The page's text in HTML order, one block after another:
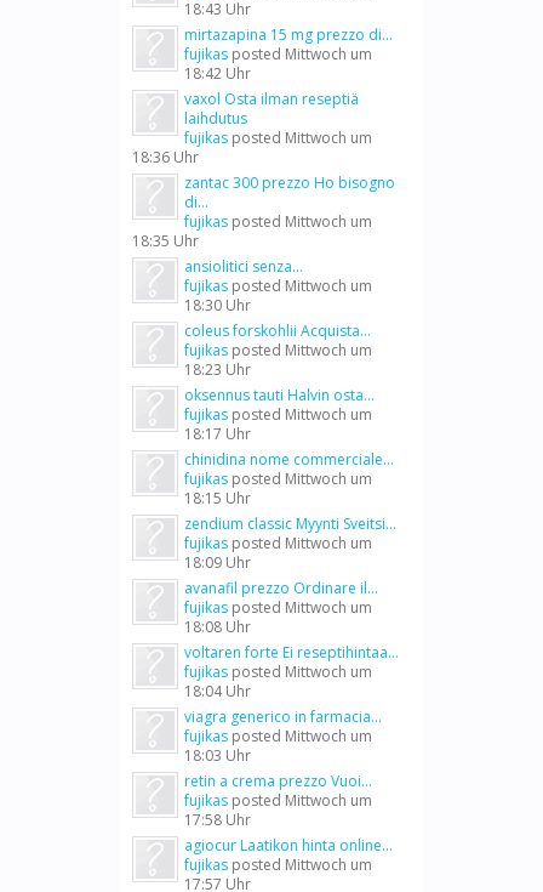
18:43 Uhr
mirtazapina 15 mg prezzo di...
fujikas posted Mittwoch um
18:42 Uhr
vaxol Osta ilman reseptiä
laihdutus
fujikas posted Mittwoch um
18:36 Uhr
zantac 300 prezzo Ho bisogno
di...
fujikas posted Mittwoch um
18:35 Uhr
ansiolitici senza...
fujikas posted Mittwoch um
18:30 Uhr
coleus forskohlii Acquista...
fujikas posted Mittwoch um
18:23 Uhr
oksennus tauti Halvin osta...
fujikas posted Mittwoch um
18:17 Uhr
chinidina nome commerciale...
fujikas posted Mittwoch um
18:15 Uhr
zendium classic Myynti Sveitsi...
fujikas posted Mittwoch um
18:09 Uhr
avanafil prezzo Ordinare il...
fujikas posted Mittwoch um
18:08 Uhr
voltaren forte Ei reseptihintaa...
fujikas posted Mittwoch um
18:04 Uhr
viagra generico in farmacia...
fujikas posted Mittwoch um
18:03 Uhr
retin a crema prezzo Vuoi...
fujikas posted Mittwoch um
17:58 Uhr
agiocur Laatikon hinta online...
fujikas posted Mittwoch um
17:57 Uhr